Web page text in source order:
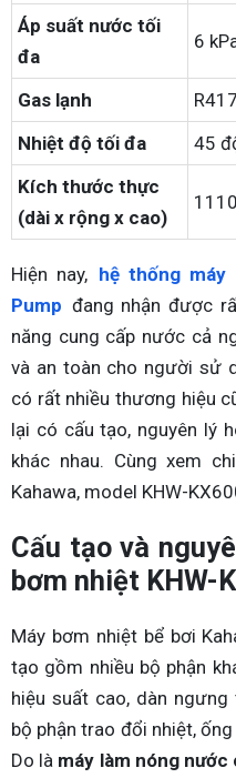
Áp suất nước tối
đa
6
Gas lạnh
Nhiệt độ tối đa
45
Kích thước thực
(dài x rộng x cao)
Hiện nay, hệ thống
Pump đang nhận được
năng cung cấp nước cả
và an toàn cho người sử
có rất nhiều thương hiệu
lại có cấu tạo, nguyên lý
khác nhau. Cùng xem
Kahawa, model KHW-
Cấu tạo và
bơm nhiệt KHW-
Máy bơm nhiệt bể bơi
tạo gồm nhiều bộ phận
hiệu suất cao, dàn
bộ phận trao đổi nhiệt,
Do là máy làm nóng nước